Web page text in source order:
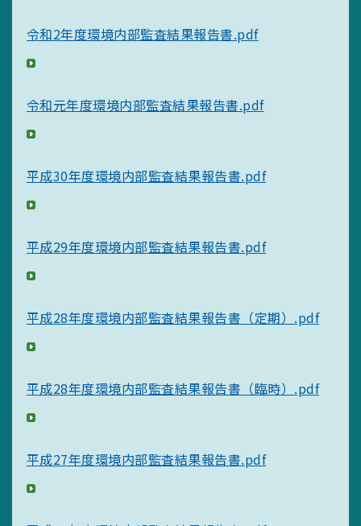
令和2年度環境内部監査結果報告書.pdf
令和元年度環境内部監査結果報告書.pdf
平成30年度環境内部監査結果報告書.pdf
平成29年度環境内部監査結果報告書.pdf
平成28年度環境内部監査結果報告書（定期）.pdf
平成28年度環境内部監査結果報告書（臨時）.pdf
平成27年度環境内部監査結果報告書.pdf